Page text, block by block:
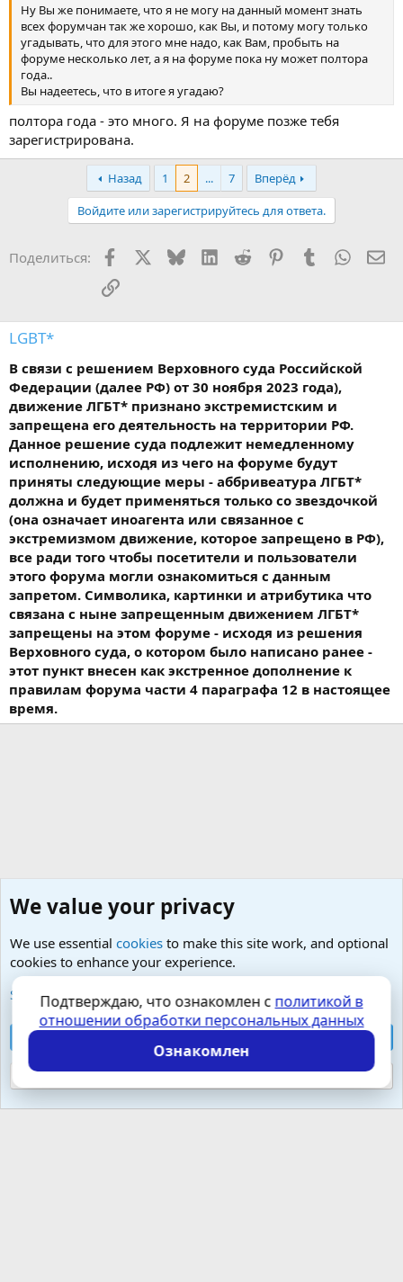
Ну Вы же понимаете, что я не могу на данный момент знать
всех форумчан так же хорошо, как Вы, и потому могу только
угадывать, что для этого мне надо, как Вам, пробыть на
форуме несколько лет, а я на форуме пока ну может полтора
года..
Вы надеетесь, что в итоге я угадаю?
полтора года - это много. Я на форуме позже тебя
зарегистрирована.
Назад 1 2 ... 7
Вперёд
Войдите или зарегистрируйтесь для ответа.
Поделиться: Facebook BlueskyLinkedIn
Reddit PinterestTumblr
Ссылка
LGBT*
В связи с решением Верховного суда Российской
Федерации (далее РФ) от 30 ноября 2023 года),
движение ЛГБТ* признано экстремистским и
запрещена его деятельность на территории РФ.
Данное решение суда подлежит немедленному
исполнению, исходя из чего на форуме будут
приняты следующие меры - аббривеатура ЛГБТ*
должна и будет применяться только со звездочкой
(она означает иноагента или связанное с
экстремизмом движение, которое запрещено в РФ),
все ради того чтобы посетители и пользователи
этого форума могли ознакомиться с данным
запретом. Символика, картинки и атрибутика что
связана с ныне запрещенным движением ЛГБТ*
запрещены на этом форуме - исходя из решения
Верховного суда, о котором было написано ранее -
этот пункт внесен как экстренное дополнение к
правилам форума части 4 параграфа 12 в настоящее
время.
Психология и отношения, включая сексуальность.
Cookies
Russian (RU)
Условия и правила
Политика конфиденциальности
Помощь
S
S
Локализация отXenForo.Info
We value your privacy
We use essential cookies to make this site work, and optional
cookies to enhance your experience.
See further information and configure your preferences
Reject optional cookies
Подтверждаю, что ознакомлен с политикой в
отношении обработки персональных данных
Ознакомлен